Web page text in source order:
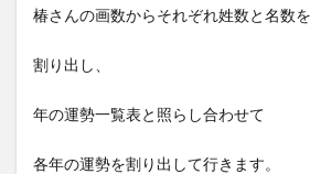
椿さんの画数からそれぞれ姓数と名数を
割り出し、
年の運勢一覧表と照らし合わせて
各年の運勢を割り出して行きます。